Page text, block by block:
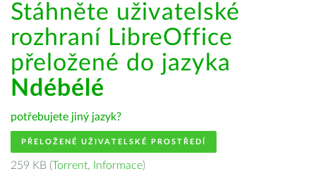
Stáhněte uživatelské
rozhraní LibreOffice
přeložené do jazyka
Ndébélé
potřebujete jiný jazyk?
PŘELOŽENÉ UŽIVATELSKÉ PROSTŘEDÍ
259 KB (Torrent, Informace)